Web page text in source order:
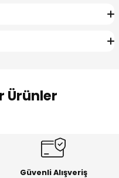
Ürünler
Kot 3’lü Takım
Güvenli Alışveriş